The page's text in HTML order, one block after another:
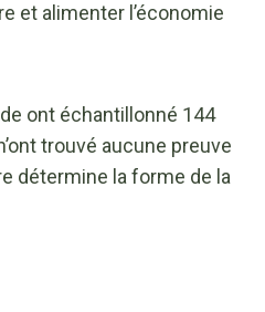
et alimenter l’économie
ont échantillonné 144
trouvé aucune preuve
détermine la forme de la